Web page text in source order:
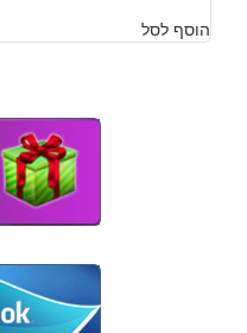
הוסף לסל